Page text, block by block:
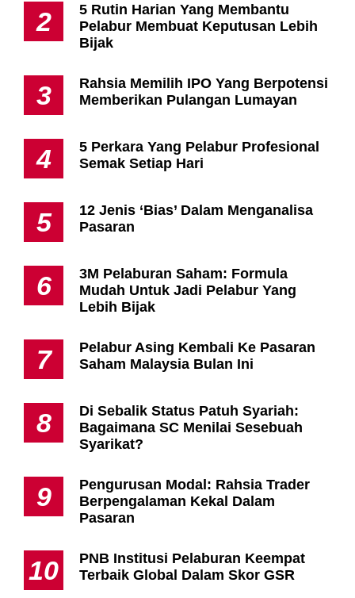
2
5 Rutin Harian Yang Membantu
Pelabur Membuat Keputusan Lebih
Bijak
3
Rahsia Memilih IPO Yang Berpotensi
Memberikan Pulangan Lumayan
4
5 Perkara Yang Pelabur Profesional
Semak Setiap Hari
5
12 Jenis ‘Bias’ Dalam Menganalisa
Pasaran
6
3M Pelaburan Saham: Formula
Mudah Untuk Jadi Pelabur Yang
Lebih Bijak
7
Pelabur Asing Kembali Ke Pasaran
Saham Malaysia Bulan Ini
8
Di Sebalik Status Patuh Syariah:
Bagaimana SC Menilai Sesebuah
Syarikat?
9
Pengurusan Modal: Rahsia Trader
Berpengalaman Kekal Dalam
Pasaran
10
PNB Institusi Pelaburan Keempat
Terbaik Global Dalam Skor GSR